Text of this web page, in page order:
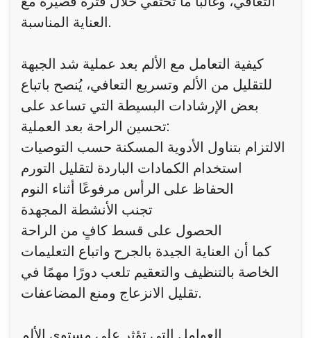
العناية المناسبة.
كيفية التعامل مع الألم بعد عملية شد الجبهة
للتقليل من الألم وتسريع التعافي، يُنصح باتباع
بعض الإرشادات البسيطة التي تساعد على
تحسين الراحة بعد العملية:
الالتزام بتناول الأدوية المسكنة حسب التوصيات
استخدام الكمادات الباردة لتقليل التورم
الحفاظ على الرأس مرفوعًا أثناء النوم
تجنب الأنشطة المجهدة
الحصول على قسط كافٍ من الراحة
كما أن العناية الجيدة بالجرح واتباع التعليمات
الخاصة بالتنظيف والتعقيم تلعب دورًا مهمًا في
تقليل الانزعاج ومنع المضاعفات.
العوامل التي تؤثر على مستوى الألم